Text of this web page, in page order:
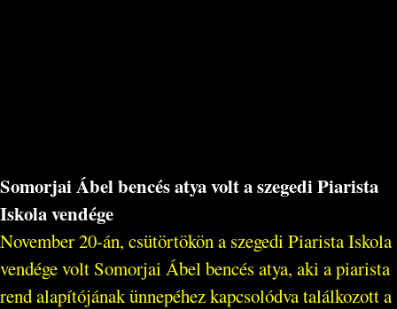
Somorjai Ábel bencés atya volt a szegedi Piarista
Iskola vendége
November 20-án, csütörtökön a szegedi Piarista Iskola
vendége volt Somorjai Ábel bencés atya, aki a piarista
rend alapítójának ünnepéhez kapcsolódva találkozott a